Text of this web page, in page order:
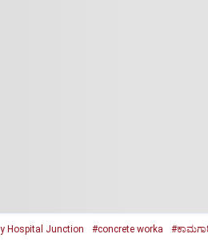
Hospital Junction #concrete worka